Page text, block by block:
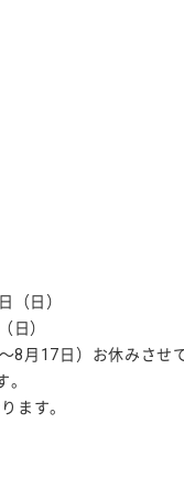
（日）
日）
8月17日）お休みさせ
ます。